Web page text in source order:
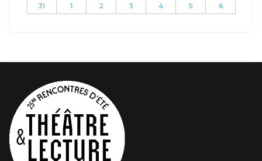
31
1 2 3 4 5 6